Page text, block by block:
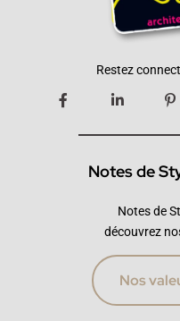
Restez
Notes de
Notes de
découvrez
Nos